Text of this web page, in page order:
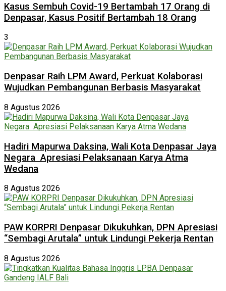
Kasus Sembuh Covid-19 Bertambah 17 Orang di
Denpasar, Kasus Positif Bertambah 18 Orang
3
Denpasar Raih LPM Award, Perkuat Kolaborasi
Wujudkan Pembangunan Berbasis Masyarakat
8 Agustus 2026
Hadiri Mapurwa Daksina, Wali Kota Denpasar Jaya
Negara Apresiasi Pelaksanaan Karya Atma
Wedana
8 Agustus 2026
PAW KORPRI Denpasar Dikukuhkan, DPN Apresiasi
“Sembagi Arutala” untuk Lindungi Pekerja Rentan
8 Agustus 2026